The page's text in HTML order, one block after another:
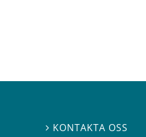
 KONTAKTA OSS